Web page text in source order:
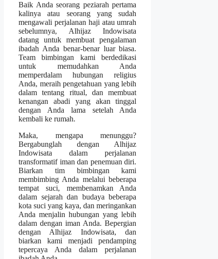
Baik Anda seorang peziarah pertama
kalinya atau seorang yang sudah
mengawali perjalanan haji atau umrah
sebelumnya, Alhijaz Indowisata
datang untuk membuat pengalaman
ibadah Anda benar-benar luar biasa.
Team bimbingan kami berdedikasi
untuk memudahkan Anda
memperdalam hubungan religius
Anda, meraih pengetahuan yang lebih
dalam tentang ritual, dan membuat
kenangan abadi yang akan tinggal
dengan Anda lama setelah Anda
kembali ke rumah.
Maka, mengapa menunggu?
Bergabunglah dengan Alhijaz
Indowisata dalam perjalanan
transformatif iman dan penemuan diri.
Biarkan tim bimbingan kami
membimbing Anda melalui beberapa
tempat suci, membenamkan Anda
dalam sejarah dan budaya beberapa
kota suci yang kaya, dan meringankan
Anda menjalin hubungan yang lebih
dalam dengan iman Anda. Bepergian
dengan Alhijaz Indowisata, dan
biarkan kami menjadi pendamping
tepercaya Anda dalam perjalanan